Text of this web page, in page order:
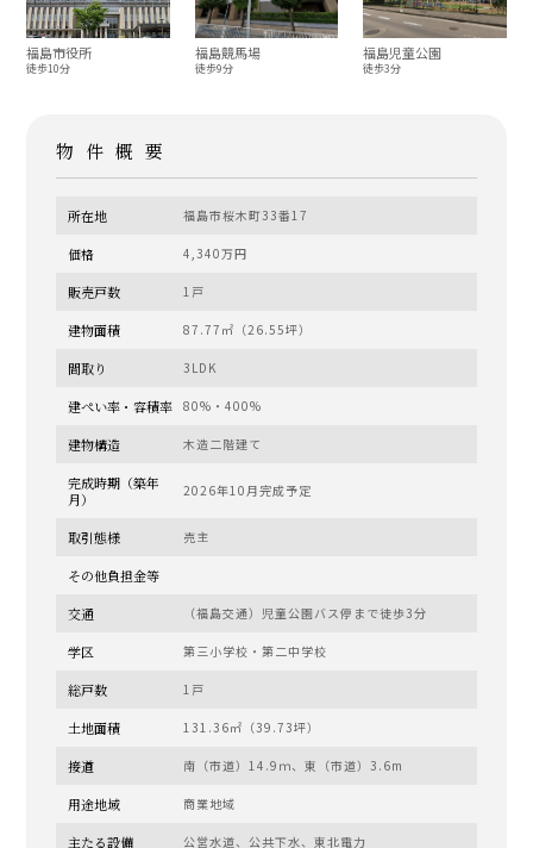
福島市役所
徒歩10分
福島競馬場
徒歩9分
福島児童公園
徒歩3分
物件概要
所在地 福島市桜木町33番17
価格 4,340万円
販売戸数 1戸
建物面積 87.77㎡（26.55坪）
間取り 3LDK
建ぺい率・容積率 80%・400%
建物構造 木造二階建て
完成時期（築年
月）
2026年10月完成予定
取引態様 売主
その他負担金等
交通
（福島交通）児童公園バス停まで徒歩3分
学区 第三小学校・第二中学校
総戸数 1戸
土地面積 131.36㎡（39.73坪）
接道 南（市道）14.9ｍ、東（市道）3.6m
用途地域 商業地域
主たる設備 公営水道、公共下水、東北電力